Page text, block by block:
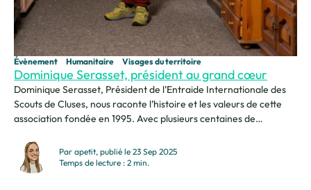
Dominique Serasset, président au grand cœur
Évènement Humanitaire Visages du territoire
Dominique Serasset, Président de l’Entraide Internationale des
Scouts de Cluses, nous raconte l’histoire et les valeurs de cette
association fondée en 1995. Avec plusieurs centaines de
ventes solidaires dont les bénéfices soutiennent des actions
humanitaires à travers le monde. Je suis Dominique Serasset,
Président de l’Entraide Internationale des...
Par apetit, publié le 23 Sep 2025
Temps de lecture : 2 min.